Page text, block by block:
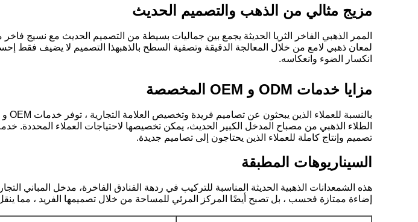
مزيج مثالي من الذهب والتصميم الحديث
الممر الذهبي الفاخر الثريا الحديثة يجمع بين جماليات بسيطة من التصميم الحديث مع نسيج
لمعان ذهبي لامع من خلال المعالجة الدقيقة وتصفية السطح بالذهبهذا التصميم لا يضيف فقط
انكسار الضوء وانعكاسه.
مزايا خدمات ODM و OEM المخصصة
تصميم وإنتاج كاملة للعملاء الذين يحتاجون إلى تصاميم جديدة.
السيناريوهات المطبقة
هذه الشمعدانات الذهبية الحديثة المناسبة للتركيب في ردهة الفنادق الفاخرة، مدخل المباني
إضاءة ممتازة فحسب ، بل تصبح أيضًا المركز المرئي للمساحة من خلال تصميمها الفريد ، مما